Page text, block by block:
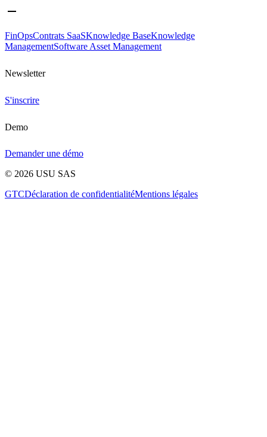
FinOpsContrats SaaSKnowledge BaseKnowledge
ManagementSoftware Asset Management
Newsletter
S'inscrire
Demo
Demander une démo
© 2026 USU SAS
GTCDéclaration de confidentialitéMentions légales